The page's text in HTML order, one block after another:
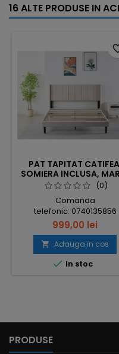
16 ALTE PRODUSE IN
PAT TAPITAT
SOMIERA INCLUSA,
FARA SALTEA COD 6230
(0)
Comanda
telefonic: 0740135856
999,00 lei
 Adauga in cos
 In stoc
PRODUSE